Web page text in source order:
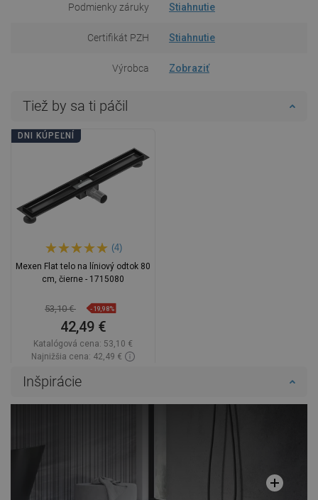
Podmienky záruky Stiahnutie
Certifikát PZH Stiahnutie
Výrobca Zobraziť
Tiež by sa ti páčil
DNI KÚPEĽNÍ
(4)
Mexen Flat telo na líniový odtok 80
cm, čierne - 1715080
53,10 € -19,98%
42,49 €
Katalógová cena: 53,10 €
Najnižšia cena: 42,49 €
Inšpirácie